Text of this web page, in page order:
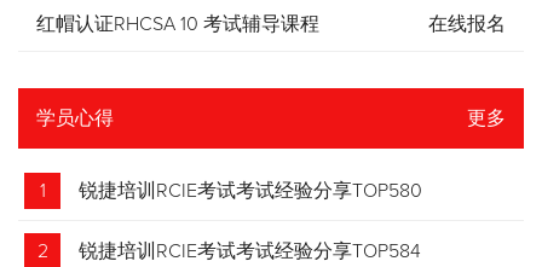
红帽认证RHCSA 10 考试辅导课程 在线报名
学员心得 更多
1 锐捷培训RCIE考试考试经验分享TOP580
2 锐捷培训RCIE考试考试经验分享TOP584